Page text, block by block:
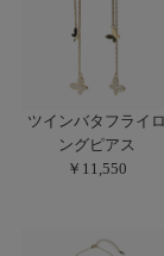
ツインバタフライロ
ングピアス
￥11,550